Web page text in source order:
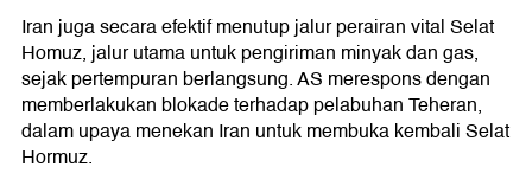
Iran juga secara efektif menutup jalur perairan vital Selat
Homuz, jalur utama untuk pengiriman minyak dan gas,
sejak pertempuran berlangsung. AS merespons dengan
memberlakukan blokade terhadap pelabuhan Teheran,
dalam upaya menekan Iran untuk membuka kembali Selat
Hormuz.